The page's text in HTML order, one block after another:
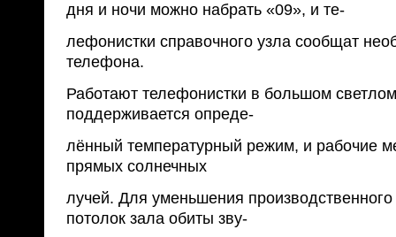
дня и ночи можно набрать «09», и те-
лефонистки справочного узла сообщат
телефона.
Работают телефонистки в большом
поддерживается опреде-
лённый температурный режим, и рабочие
прямых солнечных
лучей. Для уменьшения
потолок зала обиты зву-